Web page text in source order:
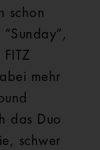
schon
mehr
das Duo
schwer